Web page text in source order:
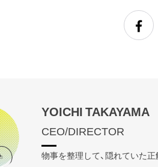
YOICHI TAKAYAMA
CEO/DIRECTOR
物事を整理して、隠れていた